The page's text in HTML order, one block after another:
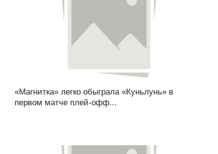
«Магнитка» легко обыграла «Куньлунь» в
первом матче плей-офф...